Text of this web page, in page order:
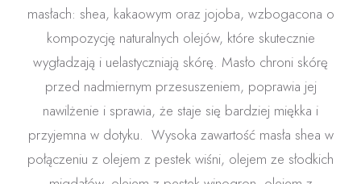
masłach: shea, kakaowym oraz jojoba, wzbogacona o
kompozycję naturalnych olejów, które skutecznie
wygładzają i uelastyczniają skórę. Masło chroni skórę
przed nadmiernym przesuszeniem, poprawia jej
nawilżenie i sprawia, że staje się bardziej miękka i
przyjemna w dotyku. Wysoka zawartość masła shea w
połączeniu z olejem z pestek wiśni, olejem ze słodkich